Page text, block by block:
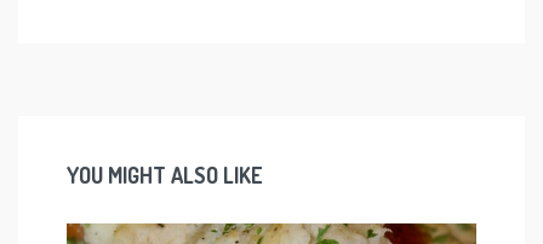
YOU MIGHT ALSO LIKE